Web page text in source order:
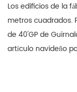
Los edificios de la
metros cuadrados.
de 40'GP de
artículo navideño